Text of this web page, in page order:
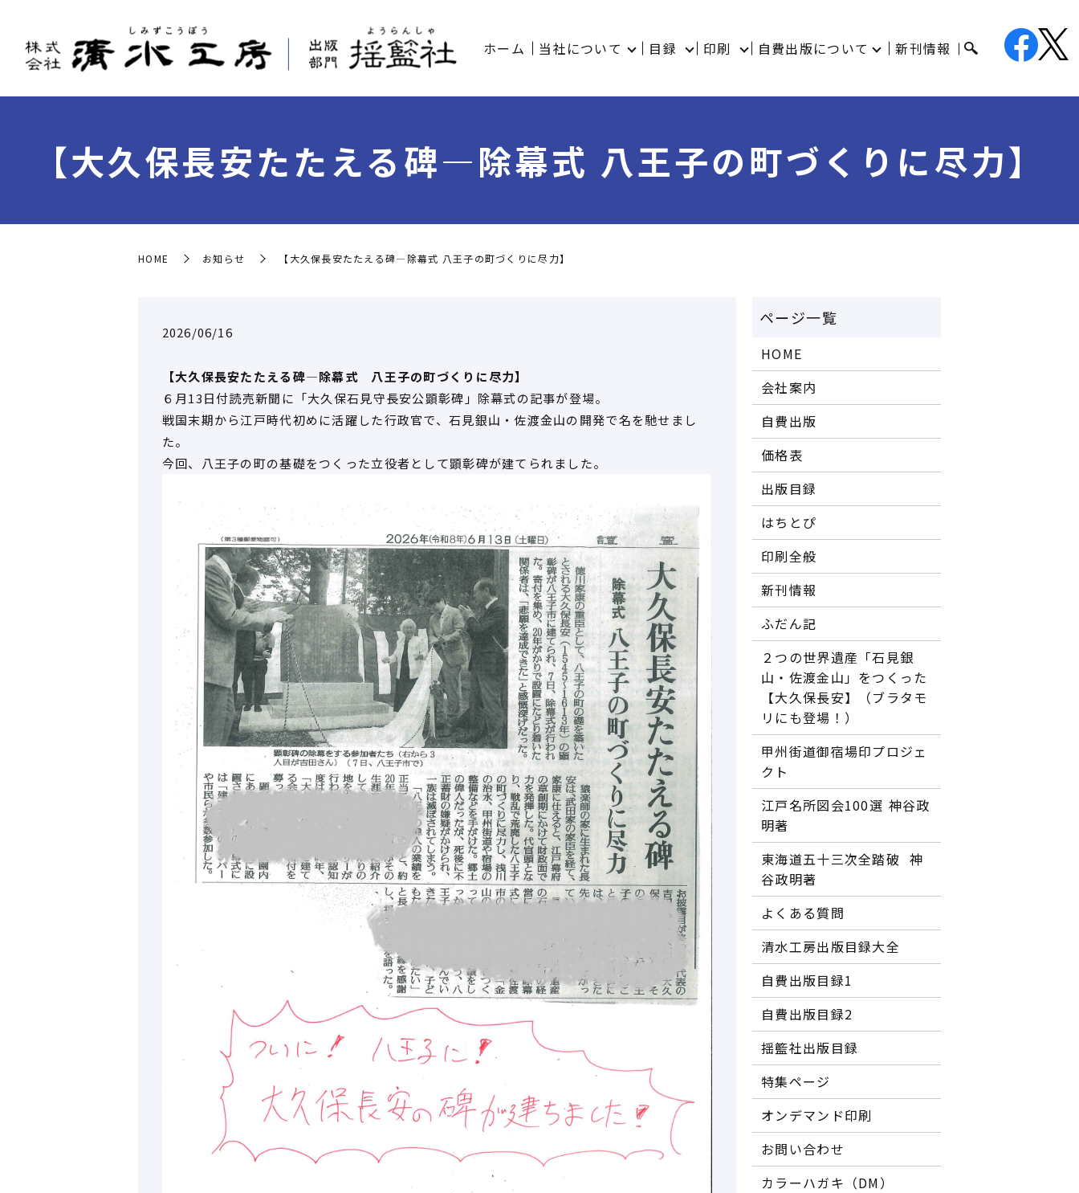
ホーム 当社について 目録 印刷 自費出版について 新刊情報
【大久保長安たたえる碑―除幕式 八王子の町づくりに尽力】
HOME お知らせ 【大久保長安たたえる碑―除幕式 八王子の町づくりに尽力】
2026/06/16
【大久保長安たたえる碑―除幕式 八王子の町づくりに尽力】
６月13日付読売新聞に「大久保石見守長安公顕彰碑」除幕式の記事が登場。
戦国末期から江戸時代初めに活躍した行政官で、石見銀山・佐渡金山の開発で名を馳せまし
た。
今回、八王子の町の基礎をつくった立役者として顕彰碑が建てられました。
HOME
会社案内
自費出版
価格表
出版目録
はちとぴ
印刷全般
新刊情報
ふだん記
２つの世界遺産「石見銀
山・佐渡金山」をつくった
【大久保長安】（ブラタモ
リにも登場！）
甲州街道御宿場印プロジェ
クト
江戸名所図会100選―― 神谷政
明著
東海道五十三次全踏破 ―― 神
谷政明著
よくある質問
清水工房出版目録大全
自費出版目録1
自費出版目録2
揺籃社出版目録
特集ページ
オンデマンド印刷
お問い合わせ
カラーハガキ（DM）